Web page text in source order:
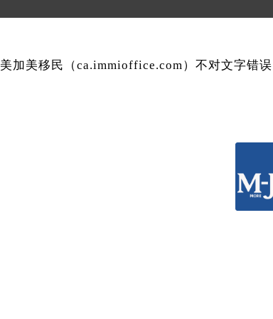
美加美移民（ca.immioffice.com）不对文字错